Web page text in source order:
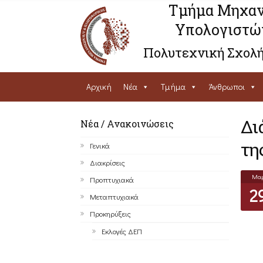
Τμήμα
Πολυτεχνική
Αρχική Νέα Τμήμα Άνθρωποι
Νέα / Ανακοινώσεις
Γενικά
Διακρίσεις
Προπτυχιακά
Μεταπτυχιακά
Προκηρύξεις
Εκλογές ΔΕΠ